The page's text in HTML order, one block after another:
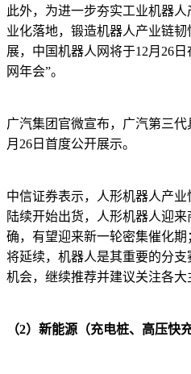
此外，为进一步夯实工业机器
业化落地，锻造机器人产业链
展，中国机器人网将于12月26
网年会”。
广汽集团官微宣布，广汽第三
月26日首度公开展示。
中信证券表示，人形机器人产
陆续开始出货，人形机器人迎
确，有望迎来新一轮密集催化
将延续，机器人是其重要的分
机会，继续推荐并建议关注各大
（2）新能源（充电桩、高压快充